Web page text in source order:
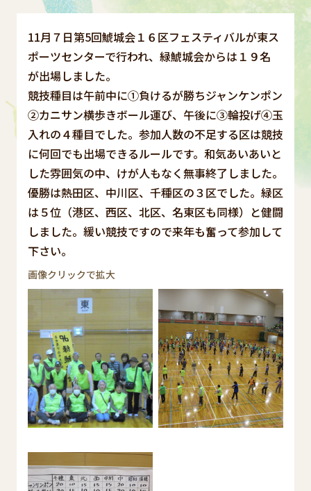
11月７日第5回鯱城会１６区フェスティバルが東ス
ポーツセンターで行われ、緑鯱城会からは１９名
が出場しました。
競技種目は午前中に①負けるが勝ちジャンケンポン
②カニサン横歩きボール運び、午後に③輪投げ④玉
入れの４種目でした。参加人数の不足する区は競技
に何回でも出場できるルールです。和気あいあいと
した雰囲気の中、けが人もなく無事終了しました。
優勝は熱田区、中川区、千種区の３区でした。緑区
は５位（港区、西区、北区、名東区も同様）と健闘
しました。緩い競技ですので来年も奮って参加して
下さい。
画像クリックで拡大